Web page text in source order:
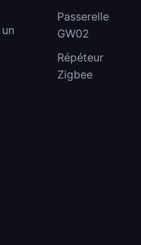
Passerelle
GW02
Répéteur
Zigbee